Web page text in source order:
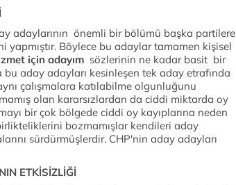
adaylarının önemli bir bölümü başka partilere
Böylece bu adaylar tamamen kişisel
için adayım sözlerinin ne kadar basit bir
aday adayları kesinleşen tek aday etrafında
çalışmalara katılabilme olgunluğunu
olan kararsızlardan da ciddi miktarda oy
bir çok bölgede ciddi oy kayıplarına neden
bozmamışlar kendileri aday
sürdürmüşlerdir. CHP'nin aday adayları
ETKİSİZLİĞİ